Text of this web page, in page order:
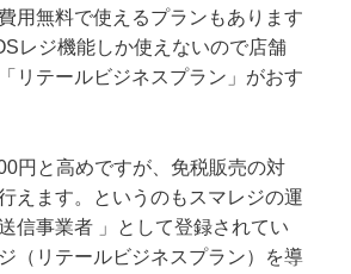
用無料で使えるプランもあります
レジ機能しか使えないので店舗
リテールビジネスプラン」がおす
円と高めですが、免税販売の対
えます。というのもスマレジの運
信事業者 」として登録されてい
（リテールビジネスプラン）を導